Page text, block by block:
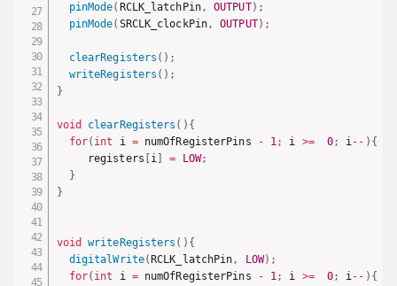
pinMode( RCLK_latchPin, OUTPUT) ;
pinMode( SRCLK_clockPin, OUTPUT) ;
clearRegisters ( ) ;
writeRegisters ( ) ;
}
void clearRegisters ( ) {
for( int i = numOfRegisterPins - 1; i >= 0; i-- ) {
     registers
i = LOW;
}
}
void writeRegisters ( ) {
digitalWrite( RCLK_latchPin, LOW) ;
for( int i = numOfRegisterPins - 1; i >= 0; i-- ) {